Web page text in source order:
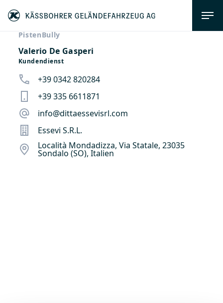
PistenBully
Valerio De Gasperi
Kundendienst
+39 0342 820284
+39 335 6611871
info@dittaessevisrl.com
Essevi S.R.L.
Località Mondadizza, Via Statale, 23035
Sondalo (SO), Italien